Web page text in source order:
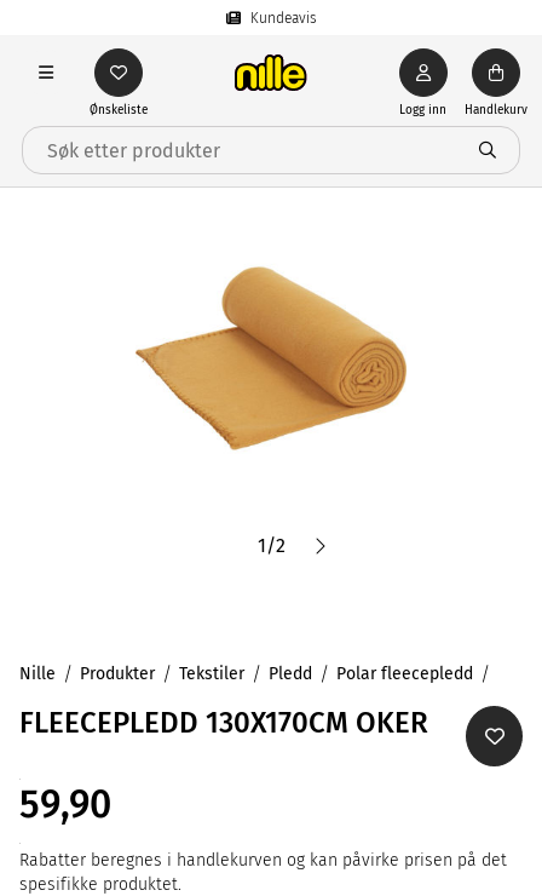
Kundeavis
Ønskeliste Logg inn Handlekurv
1/2
Nille Produkter Tekstiler Pledd Polar fleecepledd
FLEECEPLEDD 130X170CM OKER
59,90
Rabatter beregnes i handlekurven og kan påvirke prisen på det
spesifikke produktet.